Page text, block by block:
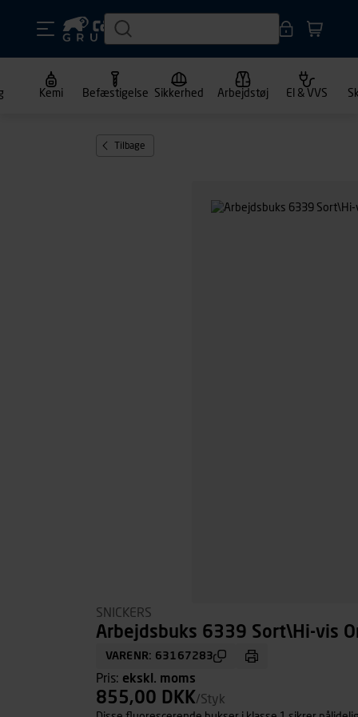
Kemi Befæstigelse Sikkerhed Arbejdstøj El & VVS
Tilbage
SNICKERS
Arbejdsbuks 6339 Sort\Hi-vis
VARENR: 63167283
Pris: ekskl. moms
855,00 DKK/Styk